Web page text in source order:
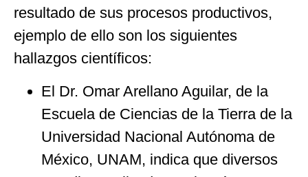
resultado de sus procesos productivos,
ejemplo de ello son los siguientes
hallazgos científicos:
El Dr. Omar Arellano Aguilar, de la
Escuela de Ciencias de la Tierra de la
Universidad Nacional Autónoma de
México, UNAM, indica que diversos